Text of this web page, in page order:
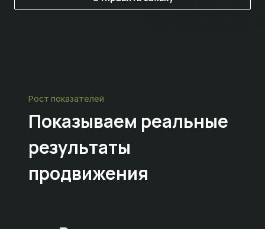
Рост показателей
Показываем реальные
результаты
продвижения